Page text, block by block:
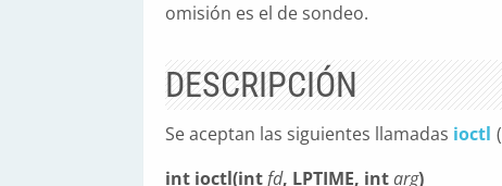
omisión es el de sondeo.
DESCRIPCIÓN
Se aceptan las siguientes llamadas ioctl
int ioctl(intfd, LPTIME, intarg)